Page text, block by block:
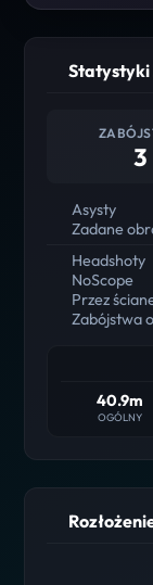
3
Asysty
Zadane
Headshoty
NoScope
Przez
Zabójstwa
40.9m
OGÓLNY